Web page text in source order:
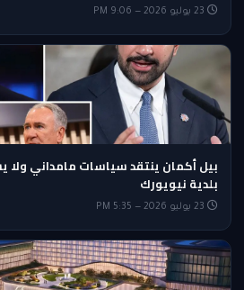
بيل أكمان ينتقد سياسات مامداني ولا
بلدية نيويورك